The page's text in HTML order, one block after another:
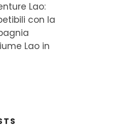
Lao:
con la
Lao in